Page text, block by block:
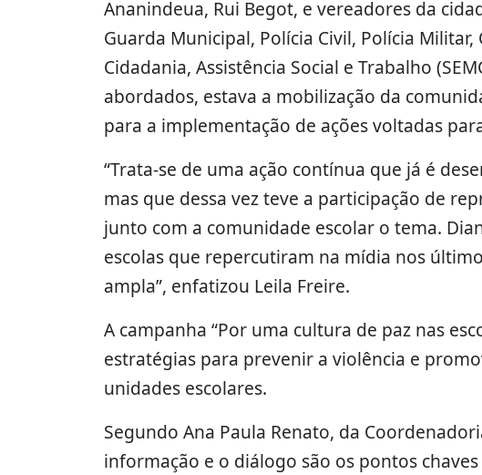
Ananindeua, Rui Begot, e vereadores da
Guarda Municipal, Polícia Civil, Polícia
Cidadania, Assistência Social e Trabalho
abordados, estava a mobilização da
para a implementação de ações voltadas
“Trata-se de uma ação contínua que já é
mas que dessa vez teve a participação de
junto com a comunidade escolar o tema.
escolas que repercutiram na mídia nos
ampla”, enfatizou Leila Freire.
A campanha “Por uma cultura de paz nas
estratégias para prevenir a violência e
unidades escolares.
Segundo Ana Paula Renato, da
informação e o diálogo são os pontos